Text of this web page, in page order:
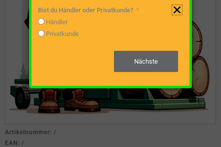
Artikelnummer: /
EAN: /
Bist du Händler oder Privatkunde?
Händler
Privatkunde
Nächste